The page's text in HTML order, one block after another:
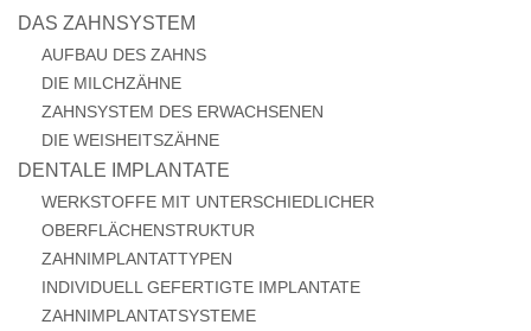
DAS ZAHNSYSTEM
AUFBAU DES ZAHNS
DIE MILCHZÄHNE
ZAHNSYSTEM DES ERWACHSENEN
DIE WEISHEITSZÄHNE
DENTALE IMPLANTATE
WERKSTOFFE MIT UNTERSCHIEDLICHER
OBERFLÄCHENSTRUKTUR
ZAHNIMPLANTATTYPEN
INDIVIDUELL GEFERTIGTE IMPLANTATE
ZAHNIMPLANTATSYSTEME